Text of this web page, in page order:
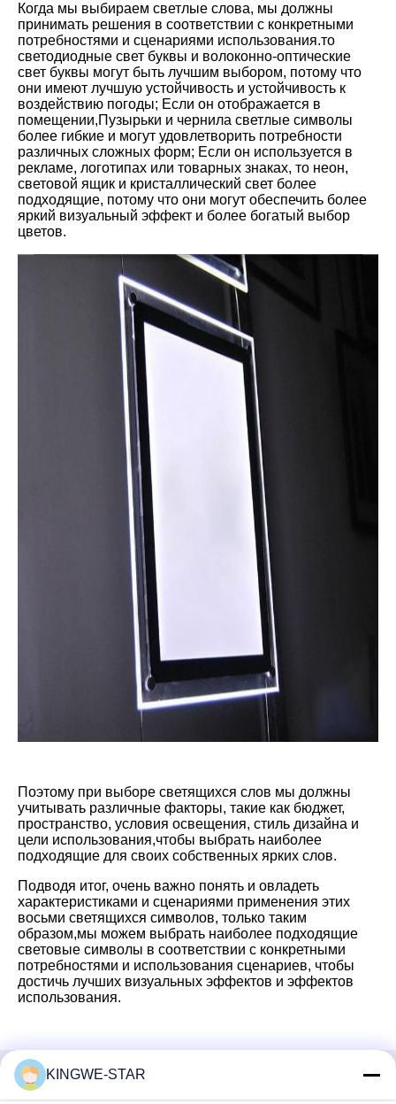
Когда мы выбираем светлые слова, мы должны
принимать решения в соответствии с конкретными
потребностями и сценариями использования.то
светодиодные свет буквы и волоконно-оптические
свет буквы могут быть лучшим выбором, потому что
они имеют лучшую устойчивость и устойчивость к
воздействию погоды; Если он отображается в
помещении,Пузырьки и чернила светлые символы
более гибкие и могут удовлетворить потребности
различных сложных форм; Если он используется в
рекламе, логотипах или товарных знаках, то неон,
световой ящик и кристаллический свет более
подходящие, потому что они могут обеспечить более
яркий визуальный эффект и более богатый выбор
цветов.
Поэтому при выборе светящихся слов мы должны
учитывать различные факторы, такие как бюджет,
пространство, условия освещения, стиль дизайна и
цели использования,чтобы выбрать наиболее
подходящие для своих собственных ярких слов.
Подводя итог, очень важно понять и овладеть
характеристиками и сценариями применения этих
восьми светящихся символов, только таким
образом,мы можем выбрать наиболее подходящие
световые символы в соответствии с конкретными
потребностями и использования сценариев, чтобы
достичь лучших визуальных эффектов и эффектов
использования.
Быстрый контакт
KINGWE-STAR